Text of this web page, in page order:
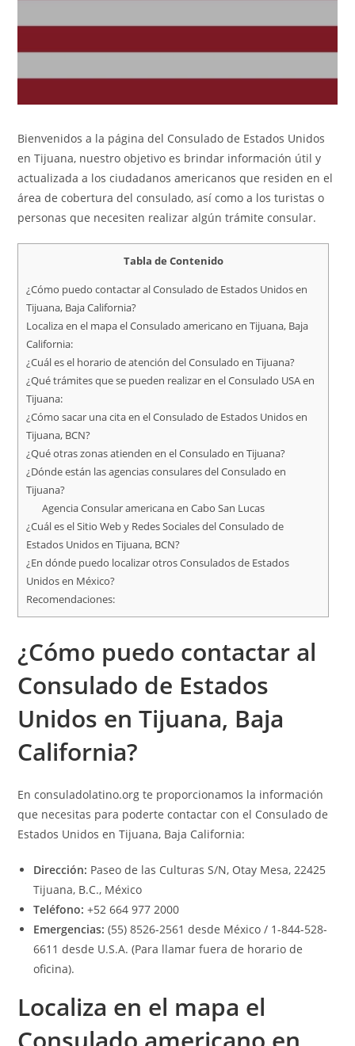
Bienvenidos a la página del Consulado de Estados Unidos
en Tijuana, nuestro objetivo es brindar información útil y
actualizada a los ciudadanos americanos que residen en el
área de cobertura del consulado, así como a los turistas o
personas que necesiten realizar algún trámite consular.
Tabla de Contenido
¿Cómo puedo contactar al Consulado de Estados Unidos en
Tijuana, Baja California?
Localiza en el mapa el Consulado americano en Tijuana, Baja
California:
¿Cuál es el horario de atención del Consulado en Tijuana?
¿Qué trámites que se pueden realizar en el Consulado USA en
Tijuana:
¿Cómo sacar una cita en el Consulado de Estados Unidos en
Tijuana, BCN?
¿Qué otras zonas atienden en el Consulado en Tijuana?
¿Dónde están las agencias consulares del Consulado en
Tijuana?
Agencia Consular americana en Cabo San Lucas
¿Cuál es el Sitio Web y Redes Sociales del Consulado de
Estados Unidos en Tijuana, BCN?
¿En dónde puedo localizar otros Consulados de Estados
Unidos en México?
Recomendaciones:
¿Cómo puedo contactar al
Consulado de Estados
Unidos en Tijuana, Baja
California?
Enconsuladolatino.org te proporcionamos la información
que necesitas para poderte contactar con el Consulado de
Estados Unidos en Tijuana, Baja California:
Dirección: Paseo de las Culturas S/N, Otay Mesa, 22425
Tijuana, B.C., México
Teléfono: +52 664 977 2000
Emergencias: (55) 8526-2561 desde México / 1-844-528-
6611 desde U.S.A. (Para llamar fuera de horario de
oficina).
Localiza en el mapa el